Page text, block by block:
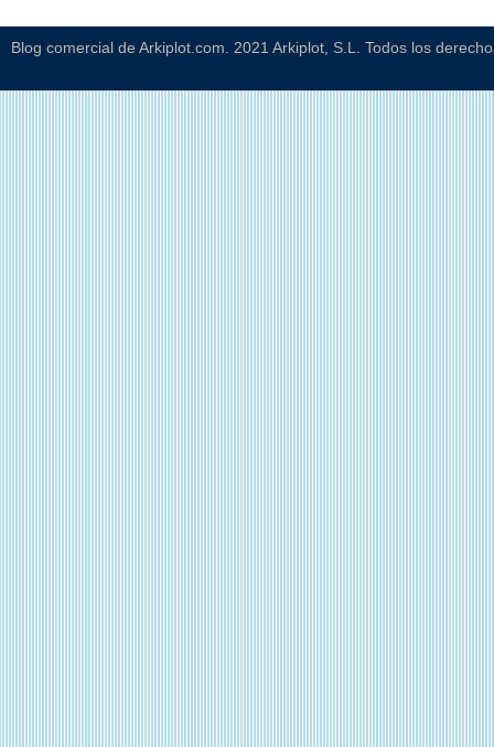
Blog comercial de Arkiplot.com. 2021 Arkiplot, S.L. Todos los